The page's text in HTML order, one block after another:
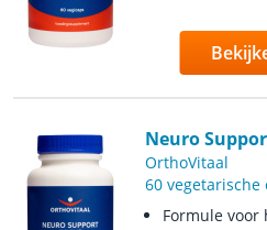
Neuro
OrthoVitaal
60 vegetarische
Formule voor